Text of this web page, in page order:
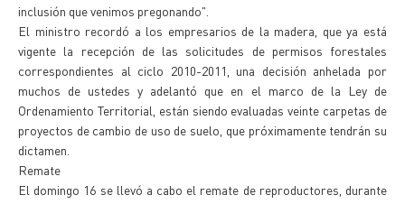
inclusión que venimos pregonando".
El ministro recordó a los empresarios de la madera, que ya está
vigente la recepción de las solicitudes de permisos forestales
correspondientes al ciclo 2010-2011, una decisión anhelada por
muchos de ustedes y adelantó que en el marco de la Ley de
Ordenamiento Territorial, están siendo evaluadas veinte carpetas de
proyectos de cambio de uso de suelo, que próximamente tendrán su
dictamen.
Remate
El domingo 16 se llevó a cabo el remate de reproductores, durante